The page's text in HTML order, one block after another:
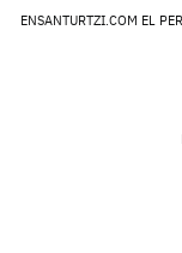
ENSANTURTZI.COM EL